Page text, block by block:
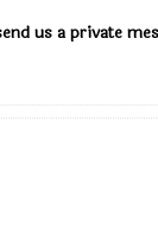
us a private